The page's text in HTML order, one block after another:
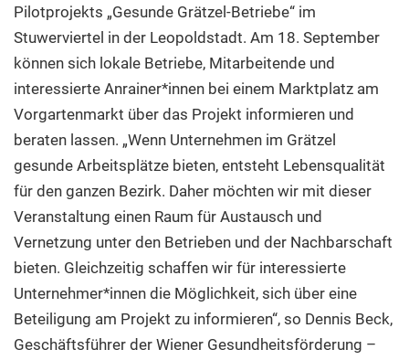
Pilotprojekts „Gesunde Grätzel-Betriebe“ im
Stuwerviertel in der Leopoldstadt. Am 18. September
können sich lokale Betriebe, Mitarbeitende und
interessierte Anrainer*innen bei einem Marktplatz am
Vorgartenmarkt über das Projekt informieren und
beraten lassen. „Wenn Unternehmen im Grätzel
gesunde Arbeitsplätze bieten, entsteht Lebensqualität
für den ganzen Bezirk. Daher möchten wir mit dieser
Veranstaltung einen Raum für Austausch und
Vernetzung unter den Betrieben und der Nachbarschaft
bieten. Gleichzeitig schaffen wir für interessierte
Unternehmer*innen die Möglichkeit, sich über eine
Beteiligung am Projekt zu informieren“, so Dennis Beck,
Geschäftsführer der Wiener Gesundheitsförderung –